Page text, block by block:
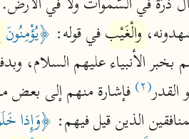
more
فتح البيان
(١٣٠٧ هـ)
نحو ١٢ مجلدًا
فتح القدير
(١٢٥٠ هـ)
معاصرة
والْغَيْب في قوله: ﴿يُؤْمِنُونَ
(٢)
الذين قيل فيهم: